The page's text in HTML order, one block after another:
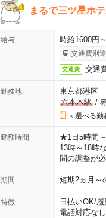
まるで三ツ星ホ
給与 時給1600円
交通費別
交通費 交通
勤務地
東京都港区
六本木駅/
＜選べる
勤務時間
★1日5時間
13時～18時
間の調整が
期間 短期2ヵ月～
特徴 日払いOK/履
電話対応なし